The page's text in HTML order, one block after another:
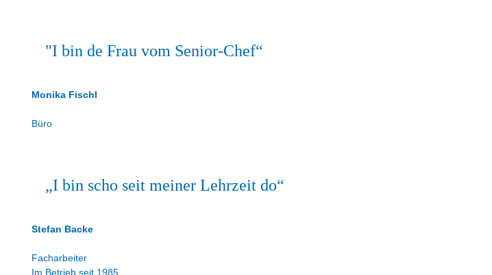
"I bin de Frau vom Senior-Chef“
Monika Fischl
Büro
„I bin scho seit meiner Lehrzeit do“
Stefan Backe
Facharbeiter
Im Betrieb seit 1985